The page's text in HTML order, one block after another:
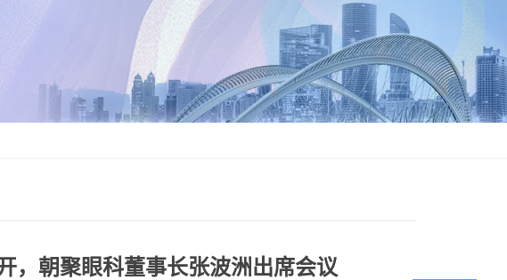
，朝聚眼科董事长张波洲出席会议